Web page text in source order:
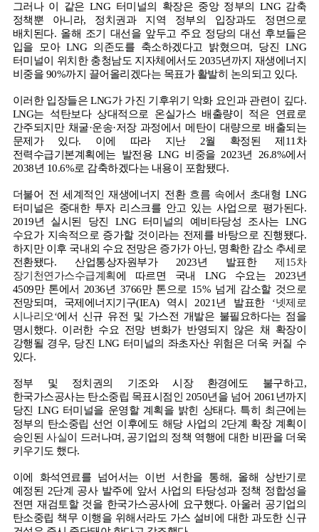
그러나 이 같은 LNG 터미널의 확장은 중앙 정부의 LNG 감축
정책뿐 아니라, 정치권과 지역 정부의 입장과도 정면으로
배치된다. 올해 조기 대선을 앞두고 주요 정당의 대선 후보들은
입을 모아 LNG 의존도를 축소하겠다고 밝혔으며, 당진 LNG
터미널이 위치한 충청남도 지자체에서도2035년까지 재생에너지
비중을 90%까지 끌어올리겠다는 목표가 활발히 논의되고 있다.
이러한 입장들은 LNG가 가진 기후위기 악화 요인과 관련이 깊다.
LNG는 석탄보다 상대적으로 온실가스 배출량이 적은 연료로
간주되지만 채굴·운송·저장 과정에서 메탄이 대량으로 배출되는
문제가 있다. 이에 따라 지난2월 확정된 제 11차
전력수급기본계획에는 발전용 LNG 비중을 2023년 26.8%에서
2038년 10.6%로 감축하겠다는 내용이 포함됐다.
더불어 전 세계적인 재생에너지 전환 흐름 속에서 초대형 LNG
터미널은 중대한 투자 리스크를 안고 있는 사업으로 평가된다.
2019년 실시된 당진 LNG 터미널의 예비타당성 조사는 LNG
수요가 지속적으로 증가할 것이라는 전제를 바탕으로 진행됐다.
하지만 이후 국내외 수요 전망은 증가가 아닌, 명확한 감소 추세로
전환됐다.산업통상자원부가2023년 발표한제15차
장기천연가스수급계획에 따르면 국내 LNG 수요는 2023년
4509만 톤에서 2036년 3766만 톤으로 15% 넘게 감소할 것으로
전망되며 , 국제에너지기구(IEA) 역시2021년 발표한 ‘넷제로
시나리오‘에서 신규 유전 및 가스전 개발은 불필요하다는 점을
명시했다. 이러한 수요 전망 변화가 반영되지 않은 채 확장이
강행될 경우, 당진 LNG 터미널의 좌초자산 위험은 더욱 커질 수
있다.
정부 및 정치권의 기조와 시장 환경에도 불구하고,
한국가스공사는 탄소중립 목표시점인2050년을 넘어 2061년까지
당진 LNG 터미널을 운영할 계획을 밝힌 상태다. 특히 최근에는
정부의 탄소중립 선언 이후에도 해당 사업의 2단계 확장 계획이
승인된사실이 드러나며 , 공기업의 정책 역행에 대한 비판을 더욱
키우기도 했다.
이에 화석연료를 넘어서는 이번 서한을 통해, 올해 상반기로
예정된 2단계 공사 발주에 앞서 사업의 타당성과 정책 정합성을
전면 재검토할 것을 한국가스공사에 요구했다. 아울러 공기업의
탄소중립 책무 이행을 위해서라도 가스 설비에 대한 과도한 신규